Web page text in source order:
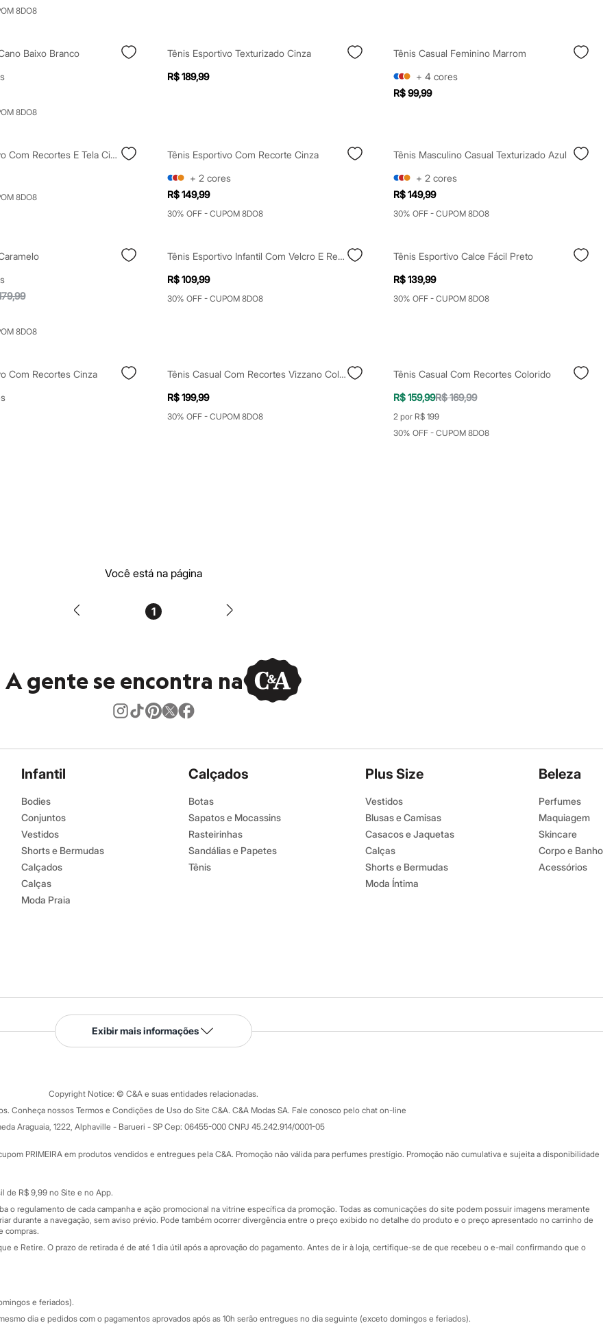
8DO8
Baixo Branco
8DO8
Tênis Esportivo Texturizado Cinza
R$ 189,99
Tênis Casual Feminino Marrom
+ 4 cores
R$ 99,99
Tênis Esportivo Com Recortes E Tela Cinza
8DO8
Tênis Esportivo Com Recorte Cinza
+ 2 cores
R$ 149,99
30% OFF - CUPOM 8DO8
Tênis Masculino Casual Texturizado Azul
+ 2 cores
R$ 149,99
30% OFF - CUPOM 8DO8
8DO8
Tênis Esportivo Infantil Com Velcro E Recortes Branco
R$ 109,99
30% OFF - CUPOM 8DO8
Tênis Esportivo Calce Fácil Preto
R$ 139,99
30% OFF - CUPOM 8DO8
Com Recortes Cinza
Tênis Casual Com Recortes Vizzano Colorido
R$ 199,99
30% OFF - CUPOM 8DO8
Tênis Casual Com Recortes Colorido
R$ 159,99R$ 169,99
2 por R$ 199
30% OFF - CUPOM 8DO8
Você está na página
1
A gente se encontra na
Infantil
Bodies
Conjuntos
Vestidos
Shorts e Bermudas
Calçados
Calças
Moda Praia
Calçados
Botas
Sapatos e Mocassins
Rasteirinhas
Sandálias e Papetes
Tênis
Plus Size
Vestidos
Blusas e Camisas
Casacos e Jaquetas
Calças
Shorts e Bermudas
Moda Íntima
Beleza
Perfumes
Maquiagem
Skincare
Corpo e Banho
Acessórios
Serviços
Tipos de serviços
Formas de pagamento
Todas as vantagens
Minha C&A
Cupons de desconto
Atendimento
Fale conosco
Central de ética
Eventos
Exibir mais informações
Copyright Notice: © C&A e suas entidades relacionadas.
Conheça nossos Termos e Condições de Uso do Site C&A. C&A Modas SA. Fale conosco pelo chat on-line
Araguaia, 1222, Alphaville - Barueri - SP Cep: 06455-000 CNPJ 45.242.914/0001-05
PRIMEIRA em produtos vendidos e entregues pela C&A. Promoção não válida para perfumes prestígio. Promoção não cumulativa e sujeita a disponibilidade
de R$ 9,99 no Site e no App.
o regulamento de cada campanha e ação promocional na vitrine específica da promoção. Todas as comunicações do site podem possuir imagens meramente
durante a navegação, sem aviso prévio. Pode também ocorrer divergência entre o preço exibido no detalhe do produto e o preço apresentado no carrinho de
compras.
e Retire. O prazo de retirada é de até 1 dia útil após a aprovação do pagamento. Antes de ir à loja, certifique-se de que recebeu o e-mail confirmando que o
e feriados).
dia e pedidos com o pagamentos aprovados após as 10h serão entregues no dia seguinte (exceto domingos e feriados).